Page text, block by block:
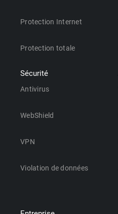
Protection Internet
Protection totale
Sécurité
Antivirus
WebShield
VPN
Violation de données